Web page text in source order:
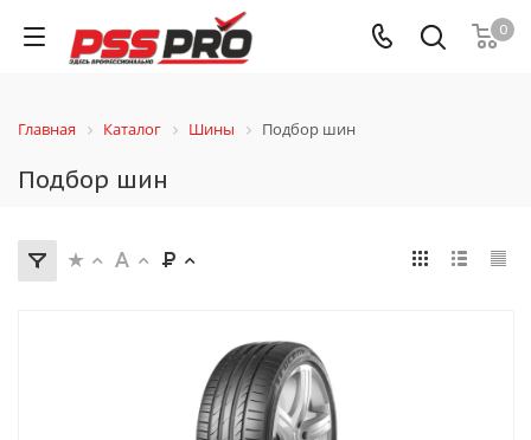
0
Главная Каталог Шины Подбор шин
Подбор шин